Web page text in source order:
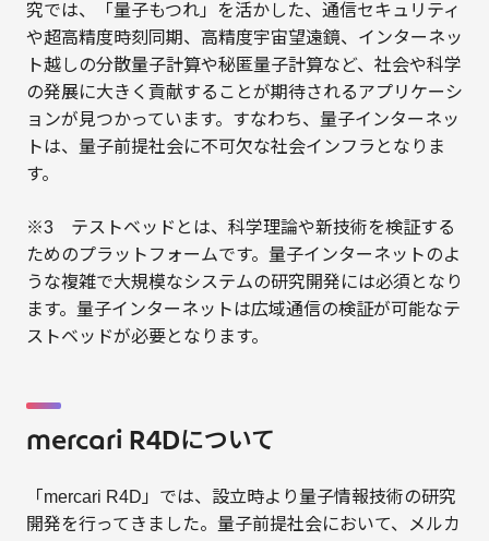
究では、「量子もつれ」を活かした、通信セキュリティ
や超高精度時刻同期、高精度宇宙望遠鏡、インターネッ
ト越しの分散量子計算や秘匿量子計算など、社会や科学
の発展に大きく貢献することが期待されるアプリケーシ
ョンが見つかっています。すなわち、量子インターネッ
トは、量子前提社会に不可欠な社会インフラとなりま
す。
※3 テストベッドとは、科学理論や新技術を検証する
ためのプラットフォームです。量子インターネットのよ
うな複雑で大規模なシステムの研究開発には必須となり
ます。量子インターネットは広域通信の検証が可能なテ
ストベッドが必要となります。
mercari R4Dについて
「mercari R4D」では、設立時より量子情報技術の研究
開発を行ってきました。量子前提社会において、メルカ